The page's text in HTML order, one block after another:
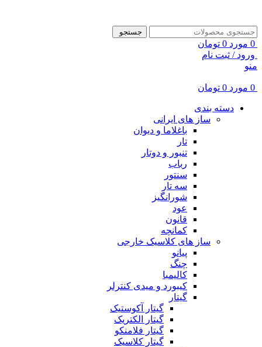
جستجو
0 مورد 0 تومان
ورود / ثبت نام
منو
0 مورد 0 تومان
دسته بندی
ساز های ایرانی
باغلاما و دیوان
تار
تنبور و دوتار
رباب
سنتور
سه تار
شورانگیز
عود
قانون
کمانچه
ساز های کلاسیک خارجی
پیانو
چنگ
کالیمبا
کیبورد و میدی کنترلر
گیتار
گیتار آکوستیک
گیتار الکتریک
گیتار فلامنکو
گیتار کلاسیک